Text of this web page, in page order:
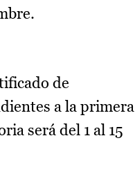
de
a la primera
será del 1 al 15